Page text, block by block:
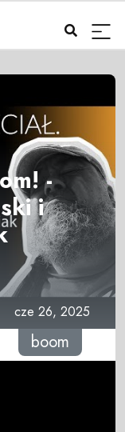
-
i
cze 26, 2025
boom